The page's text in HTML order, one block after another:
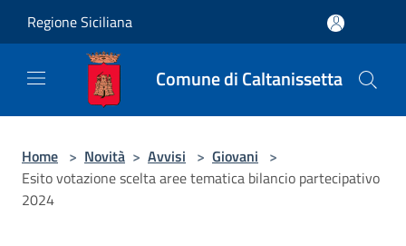
Regione Siciliana
Comune di Caltanissetta
Home > Novità > Avvisi > Giovani >
Esito votazione scelta aree tematica bilancio partecipativo
2024